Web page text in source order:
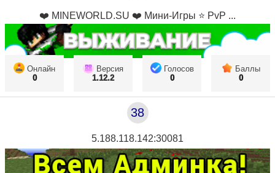
❤️ MINEWORLD.SU ❤️ Мини-Игры ⭐ PvP ...
Онлайн
0
Версия
1.12.2
Голосов
0
Баллы
0
38
5.188.118.142:30081